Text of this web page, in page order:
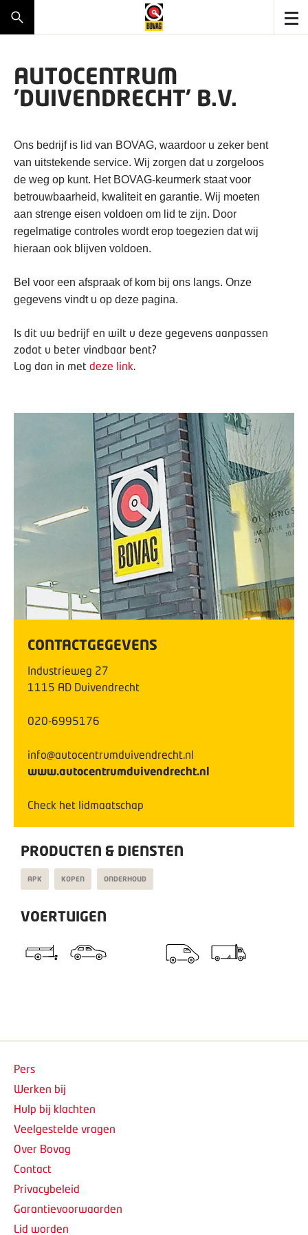
AUTOCENTRUM
'DUIVENDRECHT' B.V.
Ons bedrijf is lid van BOVAG, waardoor u zeker bent
van uitstekende service. Wij zorgen dat u zorgeloos
de weg op kunt. Het BOVAG-keurmerk staat voor
betrouwbaarheid, kwaliteit en garantie. Wij moeten
aan strenge eisen voldoen om lid te zijn. Door
regelmatige controles wordt erop toegezien dat wij
hieraan ook blijven voldoen.
Bel voor een afspraak of kom bij ons langs. Onze
gegevens vindt u op deze pagina.
Is dit uw bedrijf en wilt u deze gegevens aanpassen
zodat u beter vindbaar bent?
Log dan in met deze link.
CONTACTGEGEVENS
Industrieweg 27
1115 AD Duivendrecht
020-6995176
info@autocentrumduivendrecht.nl
www.autocentrumduivendrecht.nl
Check het lidmaatschap
PRODUCTEN & DIENSTEN
APK KOPEN ONDERHOUD
VOERTUIGEN
Pers
Werken bij
Hulp bij klachten
Veelgestelde vragen
Over Bovag
Contact
Privacybeleid
Garantievoorwaarden
Lid worden